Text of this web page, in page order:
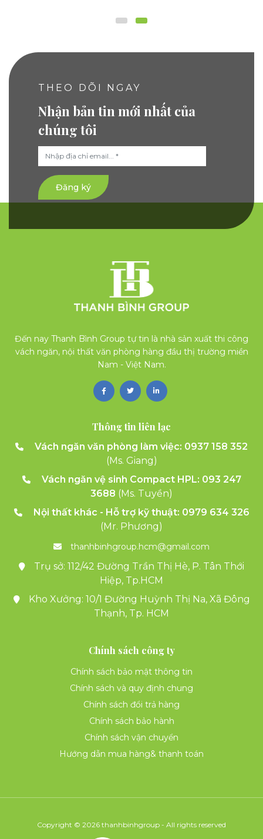
THEO DÕI NGAY
Nhận bản tin mới nhất của
chúng tôi
Đăng ký
Đến nay Thanh Bình Group tự tin là nhà sản xuất thi công
vách ngăn, nội thất văn phòng hàng đầu thị trường miền
Nam - Việt Nam.
Thông tin liên lạc
Vách ngăn văn phòng làm việc: 0937 158 352
(Ms. Giang)
Vách ngăn vệ sinh Compact HPL: 093 247
3688 (Ms. Tuyền)
Nội thất khác - Hỗ trợ kỹ thuật: 0979 634 326
(Mr. Phương)
thanhbinhgroup.hcm@gmail.com
Trụ sở: 112/42 Đường Trần Thị Hè, P. Tân Thới
Hiệp, Tp.HCM
Kho Xưởng: 10/1 Đường Huỳnh Thị Na, Xã Đông
Thạnh, Tp. HCM
Chính sách công ty
Chính sách bảo mật thông tin
Chính sách và quy định chung
Chính sách đổi trả hàng
Chính sách bảo hành
Chính sách vận chuyển
Hướng dẫn mua hàng& thanh toán
Copyright © 2026 thanhbinhgroup - All rights reserved